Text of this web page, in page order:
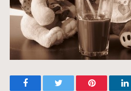
FacebookTwitter Pinterest